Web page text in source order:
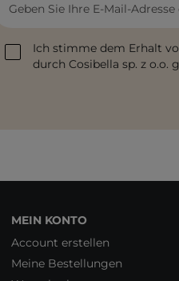
Geben Sie Ihre E-Mail-Adresse
Ich stimme dem Erhalt
durch Cosibella sp. z o.o.
MEIN KONTO
Account erstellen
Meine Bestellungen